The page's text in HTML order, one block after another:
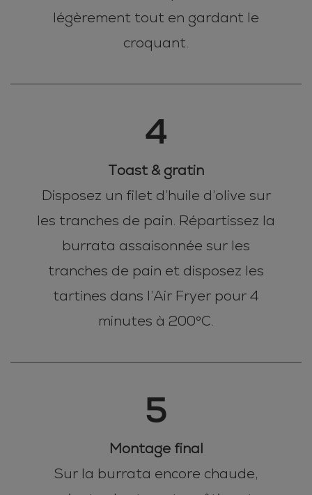
légèrement tout en gardant le
croquant.
4
Toast & gratin
Disposez un filet d’huile d’olive sur
les tranches de pain. Répartissez la
burrata assaisonnée sur les
tranches de pain et disposez les
tartines dans l’Air Fryer pour 4
minutes à 200°C.
5
Montage final
Sur la burrata encore chaude,